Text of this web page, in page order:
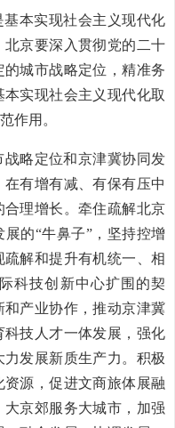
本实现社会主义现代化
京要深入贯彻党的二十
城市战略定位，精准务
实现社会主义现代化取
作用。
略定位和京津冀协同发
有增有减、有保有压中
理增长。牵住疏解北京
的“牛鼻子”，坚持控增
解和提升有机统一、相
科技创新中心扩围的契
产业协作，推动京津冀
技人才一体发展，强化
发展新质生产力。积极
源，促进文商旅体展融
京郊服务大城市，加强